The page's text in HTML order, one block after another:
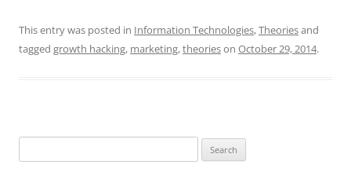
This entry was posted in Information Technologies,Theoriesand
tagged growth hacking, marketing,theorieson October 29, 2014.
for: